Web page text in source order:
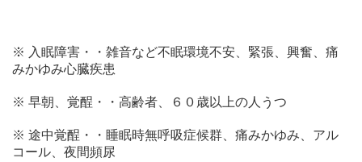
※ 入眠障害・・雑音など不眠環境不安、緊張、興奮、痛
みかゆみ心臓疾患
※ 早朝、覚酲・・高齢者、６０歳以上の人うつ
※ 途中覚酲・・睡眠時無呼吸症候群、痛みかゆみ、アル
コール、夜間頻尿